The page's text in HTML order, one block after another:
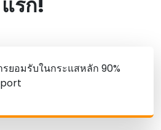
ยอมรับในกระแสหลัก 90%